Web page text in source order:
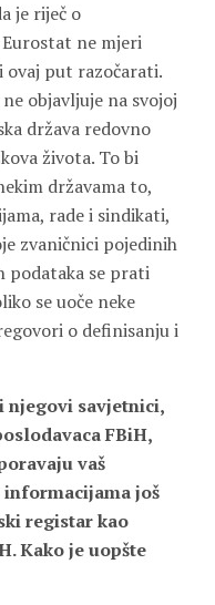
je riječ o
ne mjeri
ovaj put razočarati.
objavljuje na svojoj
država redovno
života. To bi
državama to,
rade i sindikati,
zvaničnici pojedinih
podataka se prati
se uoče neke
o definisanju i
njegovi savjetnici,
FBiH,
vaš
još
registar kao
Kako je uopšte